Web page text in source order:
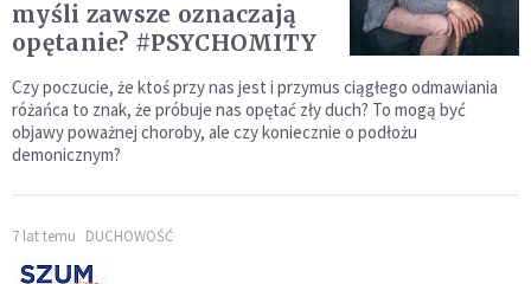
myśli zawsze oznaczają
opętanie? #PSYCHOMITY
Czy poczucie, że ktoś przy nas jest i przymus ciągłego odmawiania
różańca to znak, że próbuje nas opętać zły duch? To mogą być
objawy poważnej choroby, ale czy koniecznie o podłożu
demonicznym?
7 lat temu DUCHOWOŚĆ